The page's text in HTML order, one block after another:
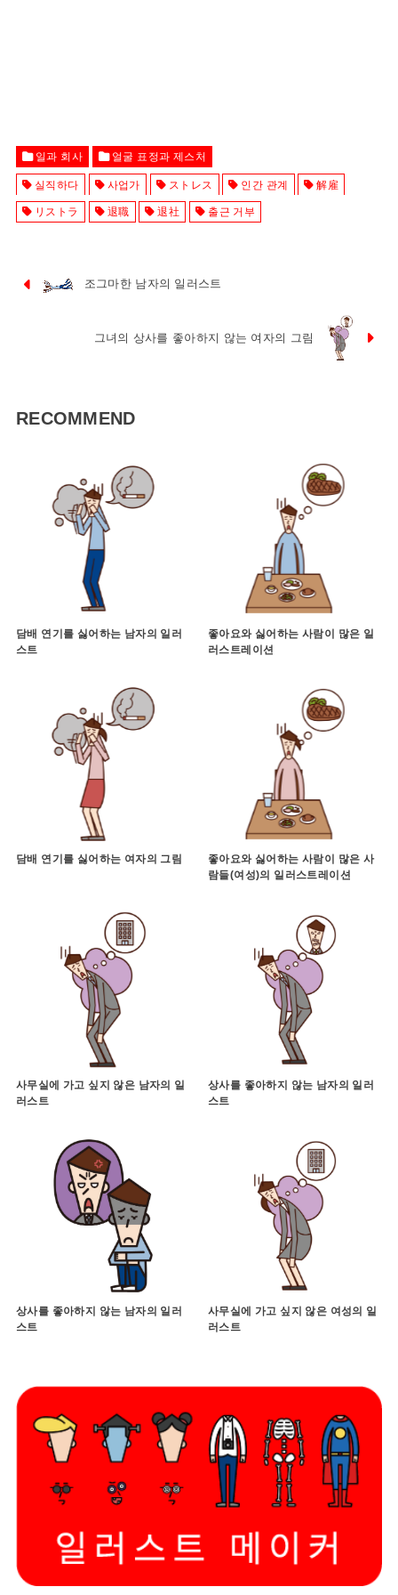
일과 회사 얼굴 표정과 제스처
실직하다 사업가 ストレス 인간 관계 解雇
リストラ 退職 退社 출근 거부
조그마한 남자의 일러스트
그녀의 상사를 좋아하지 않는 여자의 그림
RECOMMEND
담배 연기를 싫어하는 남자의 일러
스트
좋아요와 싫어하는 사람이 많은 일
러스트레이션
담배 연기를 싫어하는 여자의 그림
좋아요와 싫어하는 사람이 많은 사
람들(여성)의 일러스트레이션
사무실에 가고 싶지 않은 남자의 일
러스트
상사를 좋아하지 않는 남자의 일러
스트
상사를 좋아하지 않는 남자의 일러
스트
사무실에 가고 싶지 않은 여성의 일
러스트